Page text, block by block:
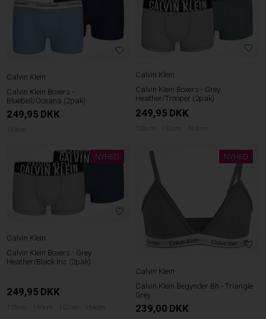
Calvin Klein
Calvin Klein Boxers -
Bluebell/Oceana (2pak)
249,95 DKK
164cm
Calvin Klein
Calvin Klein Boxers - Grey
Heather/Trooper (2pak)
249,95 DKK
128cm 152cm 164cm
NYHED
Calvin Klein
Calvin Klein Boxers - Grey
Heather/Black Iris (2pak)
249,95 DKK
128cm 140cm 152cm 164cm
NYHED
Calvin Klein
Calvin Klein Begynder Bh - Triangle
Grey
239,00 DKK